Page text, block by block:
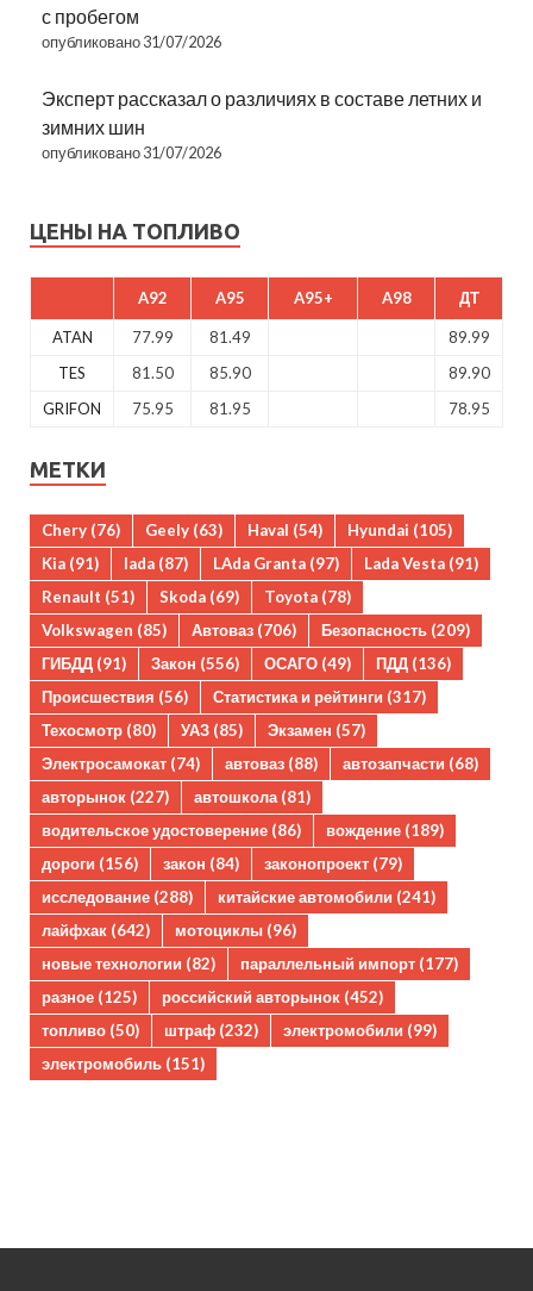
с пробегом
опубликовано 31/07/2026
Эксперт рассказал о различиях в составе летних и
зимних шин
опубликовано 31/07/2026
ЦЕНЫ НА ТОПЛИВО
A92 A95 A95+ A98 ДТ
ATAN 77.99 81.49
89.99
TES
81.50 85.90
89.90
GRIFON
75.95 81.95 78.95
МЕТКИ
Chery (76) Geely (63) Haval (54) Hyundai (105)
Kia (91) lada (87) LAda Granta (97) Lada Vesta (91)
Renault (51) Skoda (69) Toyota (78)
Volkswagen (85) Автоваз (706) Безопасность (209)
ГИБДД (91) Закон (556) ОСАГО (49) ПДД (136)
Происшествия (56) Статистика и рейтинги (317)
Техосмотр (80) УАЗ (85) Экзамен (57)
Электросамокат (74) автоваз (88) автозапчасти (68)
авторынок (227) автошкола (81)
водительское удостоверение (86) вождение (189)
дороги (156) закон (84) законопроект (79)
исследование (288) китайские автомобили (241)
лайфхак (642) мотоциклы (96)
новые технологии (82) параллельный импорт (177)
разное (125) российский авторынок (452)
топливо (50) штраф (232) электромобили (99)
электромобиль (151)